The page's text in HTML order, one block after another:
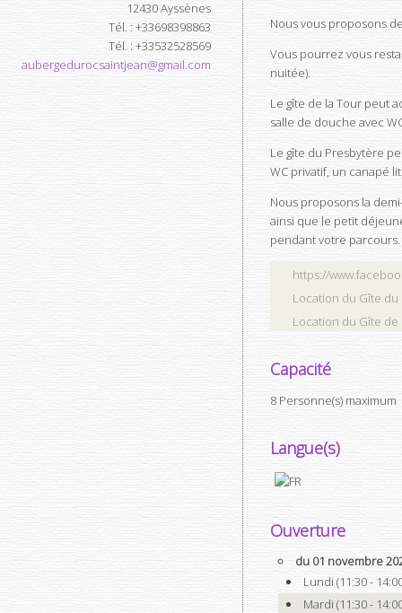
12430Ayssènes
Tél. : +33698398863
Tél. : +33532528569
aubergedurocsaintjean@gmail.com
Nous vous proposons
Vous pourrez vous
nuitée).
Le gîte de la Tour peut
salle de douche avec
Le gîte du Presbytère
WC privatif, un canapé
Nous proposons la
ainsi que le petit
pendant votre parcours.
https://
Location du Gîte
Location du Gîte de
Capacité
8 Personne(s) maximum
Langue(s)
Ouverture
du 01 novembre
Lundi (11:30 -
Mardi (11:30 -